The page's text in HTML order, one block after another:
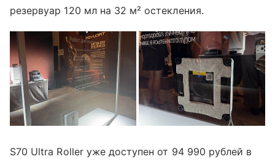
резервуар 120 мл на 32 м² остекления.
S70 Ultra Roller уже доступен от 94 990 рублей в